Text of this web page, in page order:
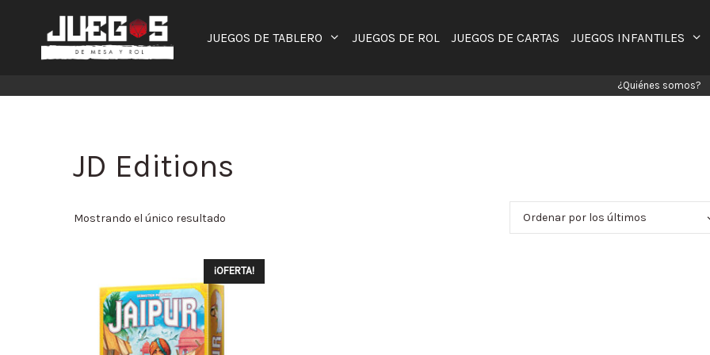
contenido
JUEGOS DE TABLERO JUEGOS DE ROL JUEGOS DE CARTAS JUEGOS INFANTILES
¿Quiénes somos?
JD Editions
Mostrando el único resultado
¡OFERTA!